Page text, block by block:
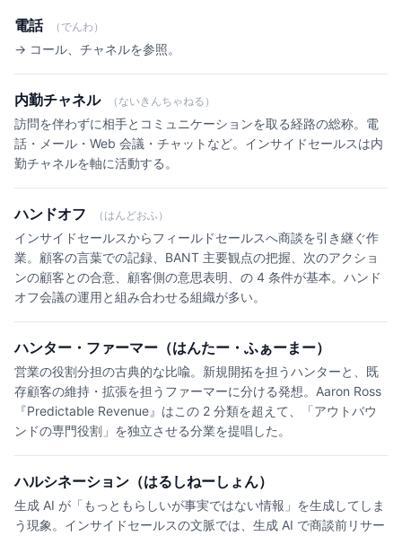
電話 （でんわ）
→ コール、チャネルを参照。
内勤チャネル （ないきんちゃねる）
訪問を伴わずに相手とコミュニケーションを取る経路の総称。電
話・メール・Web 会議・チャットなど。インサイドセールスは内
勤チャネルを軸に活動する。
ハンドオフ （はんどおふ）
インサイドセールスからフィールドセールスへ商談を引き継ぐ作
業。顧客の言葉での記録、BANT 主要観点の把握、次のアクショ
ンの顧客との合意、顧客側の意思表明、の 4 条件が基本。ハンド
オフ会議の運用と組み合わせる組織が多い。
ハンター・ファーマー（はんたー・ふぁーまー）
営業の役割分担の古典的な比喩。新規開拓を担うハンターと、既
存顧客の維持・拡張を担うファーマーに分ける発想。Aaron Ross
『Predictable Revenue』はこの 2 分類を超えて、「アウトバウ
ンドの専門役割」を独立させる分業を提唱した。
ハルシネーション（はるしねーしょん）
生成 AI が「もっともらしいが事実ではない情報」を生成してしま
う現象。インサイドセールスの文脈では、生成 AI で商談前リサー